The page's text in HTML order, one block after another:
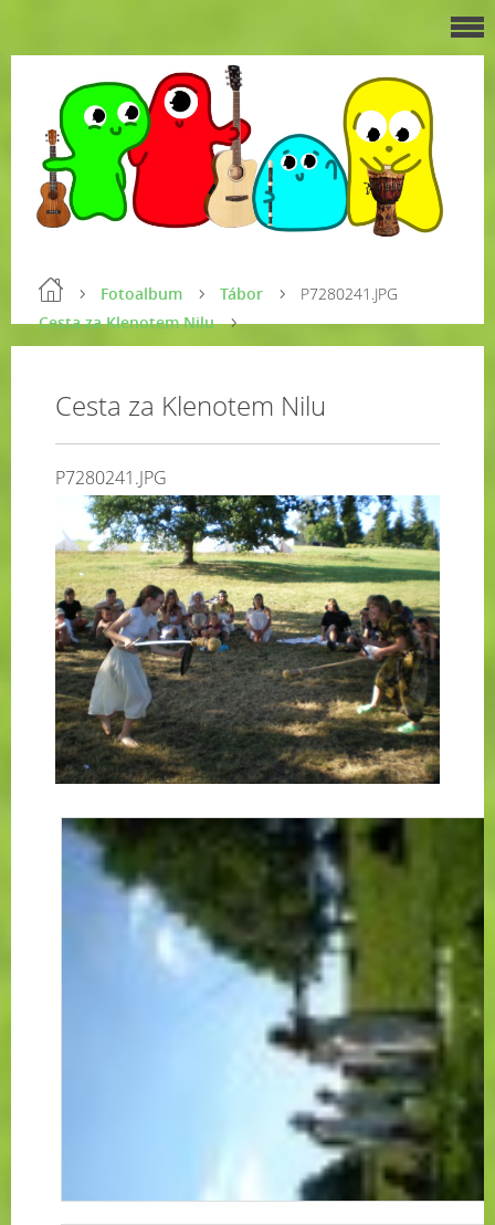
Fotoalbum
Tábor
Cesta za Klenotem Nilu
P7280241.JPG
Cesta za Klenotem Nilu
P7280241.JPG